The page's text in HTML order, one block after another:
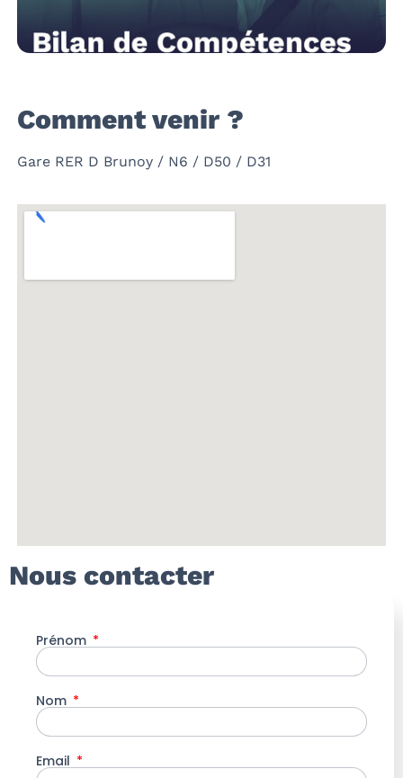
Comment venir ?
Gare RER D Brunoy / N6 / D50 / D31
Nous contacter
Prénom
Nom
Email